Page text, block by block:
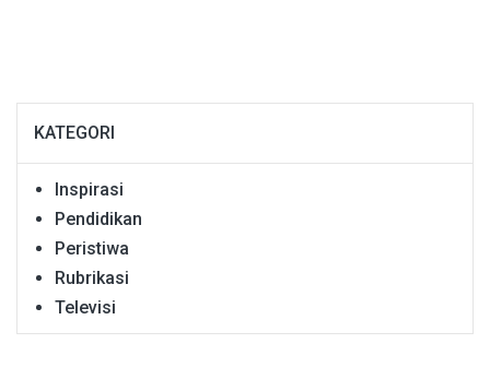
KATEGORI
Inspirasi
Pendidikan
Peristiwa
Rubrikasi
Televisi